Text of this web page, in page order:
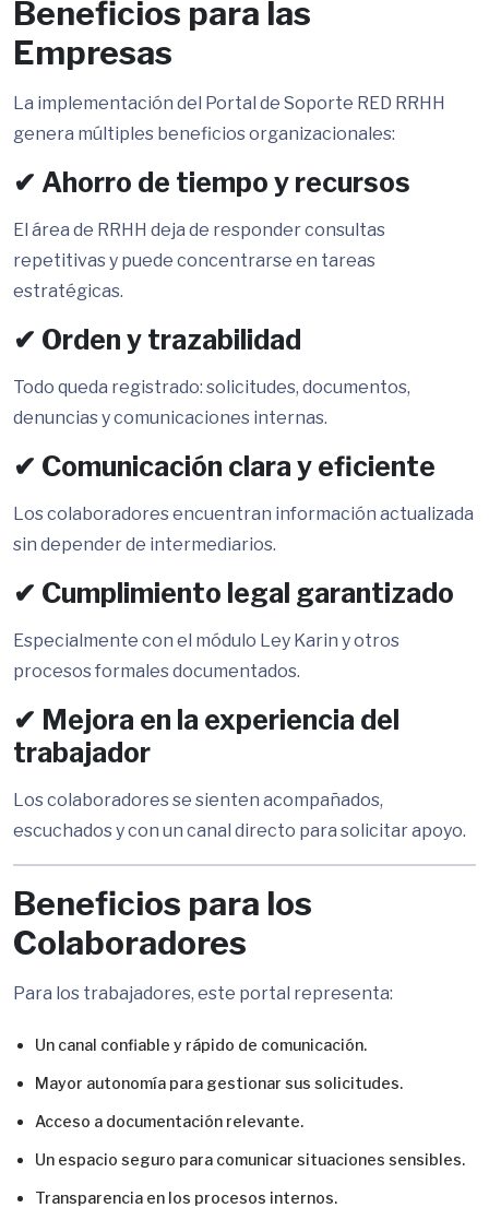
Beneficios para las
Empresas
La implementación del Portal de Soporte RED RRHH
genera múltiples beneficios organizacionales:
✔ Ahorro de tiempo y recursos
El área de RRHH deja de responder consultas
repetitivas y puede concentrarse en tareas
estratégicas.
✔ Orden y trazabilidad
Todo queda registrado: solicitudes, documentos,
denuncias y comunicaciones internas.
✔ Comunicación clara y eficiente
Los colaboradores encuentran información actualizada
sin depender de intermediarios.
✔ Cumplimiento legal garantizado
Especialmente con el módulo Ley Karin y otros
procesos formales documentados.
✔ Mejora en la experiencia del
trabajador
Los colaboradores se sienten acompañados,
escuchados y con un canal directo para solicitar apoyo.
Beneficios para los
Colaboradores
Para los trabajadores, este portal representa:
Un canal confiable y rápido de comunicación.
Mayor autonomía para gestionar sus solicitudes.
Acceso a documentación relevante.
Un espacio seguro para comunicar situaciones sensibles.
Transparencia en los procesos internos.